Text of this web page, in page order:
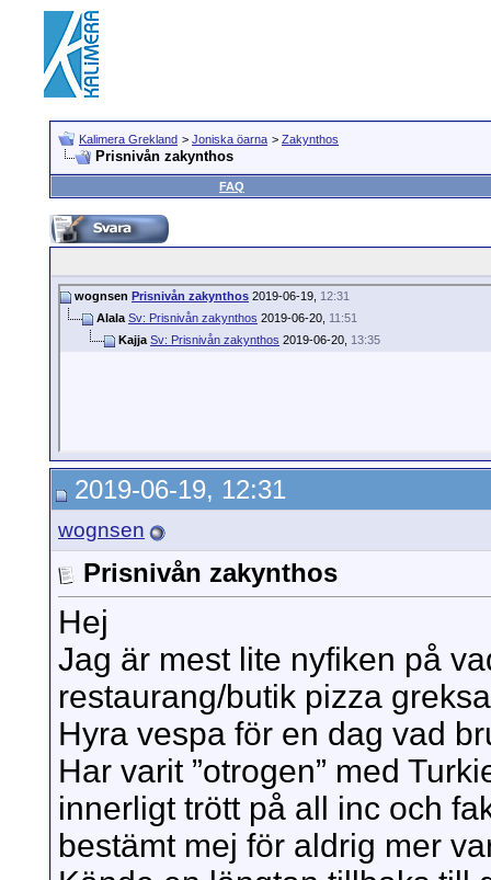
Kalimera Grekland > Joniska öarna > Zakynthos
Prisnivån zakynthos
FAQ
wognsen Prisnivån zakynthos 2019-06-19, 12:31
Alala Sv: Prisnivån zakynthos 2019-06-20, 11:51
Kajja Sv: Prisnivån zakynthos 2019-06-20, 13:35
2019-06-19, 12:31
wognsen
Prisnivån zakynthos
Hej
Jag är mest lite nyfiken på
restaurang/butik pizza
Hyra vespa för en dag vad
Har varit ”otrogen” med
innerligt trött på all inc och
bestämt mej för aldrig mer